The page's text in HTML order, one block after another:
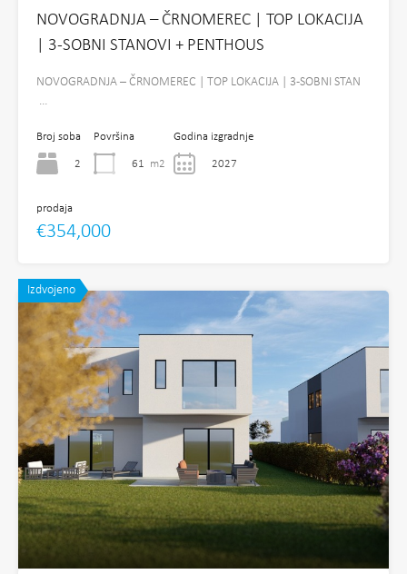
NOVOGRADNJA – ČRNOMEREC | TOP LOKACIJA
| 3-SOBNI STANOVI + PENTHOUS
NOVOGRADNJA – ČRNOMEREC | TOP LOKACIJA | 3-SOBNI STAN
…
Broj soba
2
Površina
61 m2
Godina izgradnje
2027
prodaja
€354,000
Izdvojeno